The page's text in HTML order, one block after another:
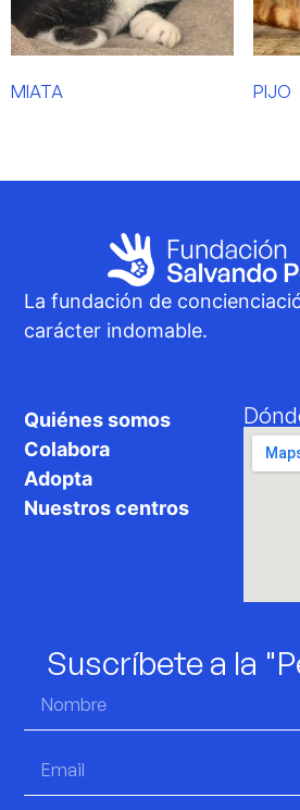
MIATA PIJO
La fundación de
carácter indomable.
Quiénes somos
Colabora
Adopta
Nuestros centros
Suscríbete a la